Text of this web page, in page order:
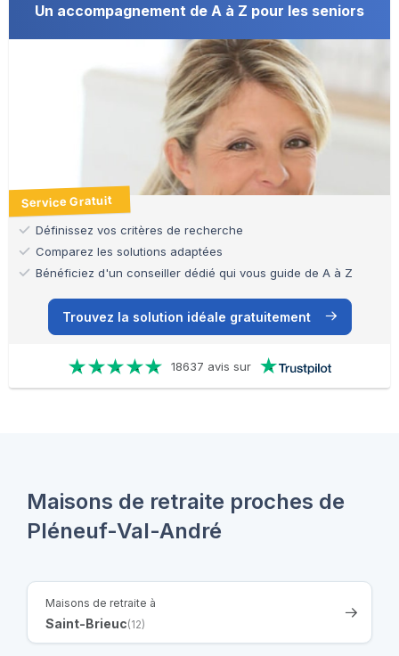
Un accompagnement de A à Z pour les seniors
Service Gratuit
Définissez vos critères de recherche
Comparez les solutions adaptées
Bénéficiez d'un conseiller dédié qui vous guide de A à Z
Trouvez la solution idéale gratuitement
18637 avis sur
Maisons de retraite proches de
Pléneuf-Val-André
Maisons de retraite à
Saint-Brieuc(12)